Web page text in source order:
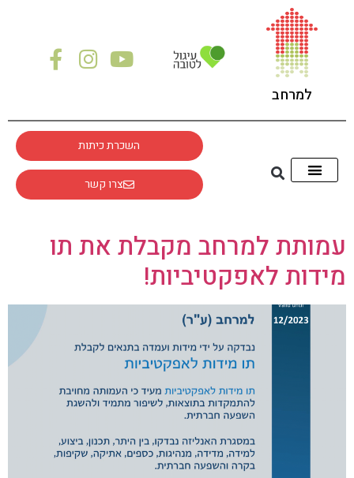
למרחב
השכרת כיתות
צרו קשר
עמותת למרחב מקבלת את תו
מידות לאפקטיביות!